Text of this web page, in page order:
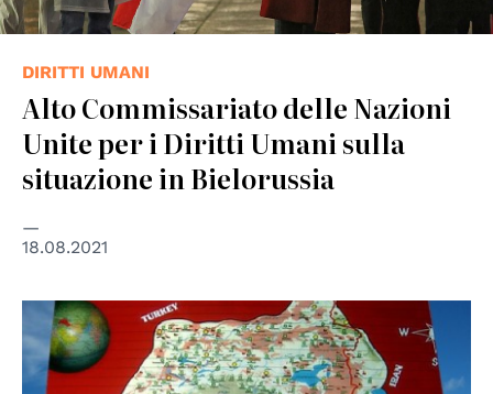
DIRITTI UMANI
Alto Commissariato delle Nazioni
Unite per i Diritti Umani sulla
situazione in Bielorussia
18.08.2021
© Jan Sefti